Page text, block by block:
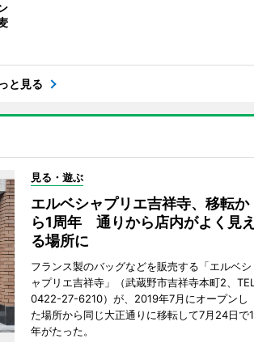
と見る
見る・遊ぶ
エルベシャプリエ吉祥寺、移転か
ら1周年 通りから店内がよく見え
る場所に
フランス製のバッグなどを販売する「エルベシ
ャプリエ吉祥寺」（武蔵野市吉祥寺本町2、TEL
0422-27-6210）が、2019年7月にオープンし
た場所から同じ大正通りに移転して7月24日で1
年がたった。